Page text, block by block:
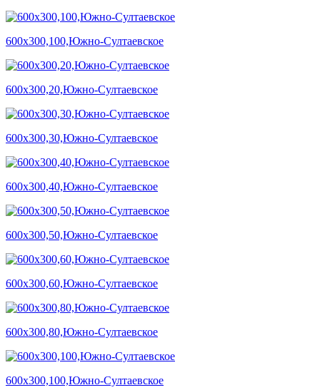
600х300,100,Южно-Султаевское
600х300,20,Южно-Султаевское
600х300,30,Южно-Султаевское
600х300,40,Южно-Султаевское
600х300,50,Южно-Султаевское
600х300,60,Южно-Султаевское
600х300,80,Южно-Султаевское
600х300,100,Южно-Султаевское